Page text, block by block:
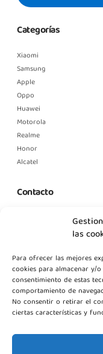
las
Para ofrecer las mejores
cookies para almacenar y/
consentimiento de estas
comportamiento de
No consentir o retirar el
ciertas características y
Categorías
Xiaomi
Samsung
Apple
Oppo
Huawei
Motorola
Realme
Honor
Alcatel
Contacto
C. Margarita Nelken,
+34 915 916 113
+34 744 667 846
Contáctanos